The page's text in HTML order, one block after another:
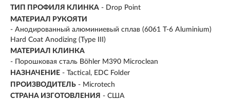
ТИП ПРОФИЛЯ КЛИНКА - Drop Point
МАТЕРИАЛ РУКОЯТИ
- Анодированный алюминиевый сплав (6061 T-6 Aluminium)
Hard Coat Anodizing (Type III)
МАТЕРИАЛ КЛИНКА
- Порошковая сталь Böhler M390 Microclean
НАЗНАЧЕНИЕ - Tactical, EDC Folder
ПРОИЗВОДИТЕЛЬ - Microtech
СТРАНА ИЗГОТОВЛЕНИЯ - США